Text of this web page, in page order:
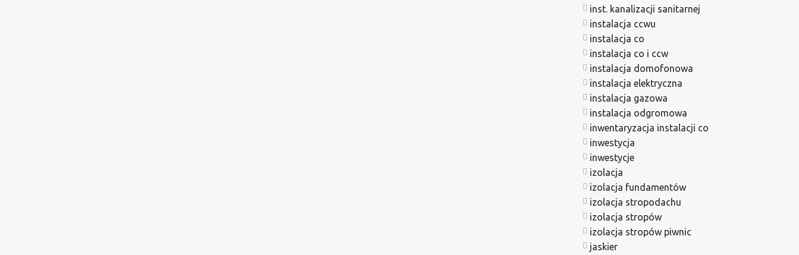
inst. kanalizacji sanitarnej
instalacja ccwu
instalacja co
instalacja co i ccw
instalacja domofonowa
instalacja elektryczna
instalacja gazowa
instalacja odgromowa
inwentaryzacja instalacji co
inwestycja
inwestycje
izolacja
izolacja fundamentów
izolacja stropodachu
izolacja stropów
izolacja stropów piwnic
jaskier